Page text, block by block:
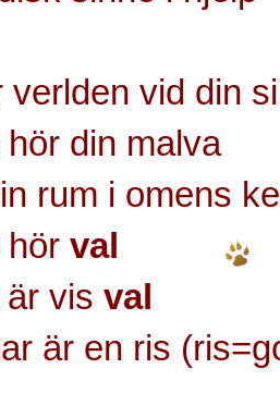
verlden vid din
din malva
rum i omens
val
är vis val
är en ris